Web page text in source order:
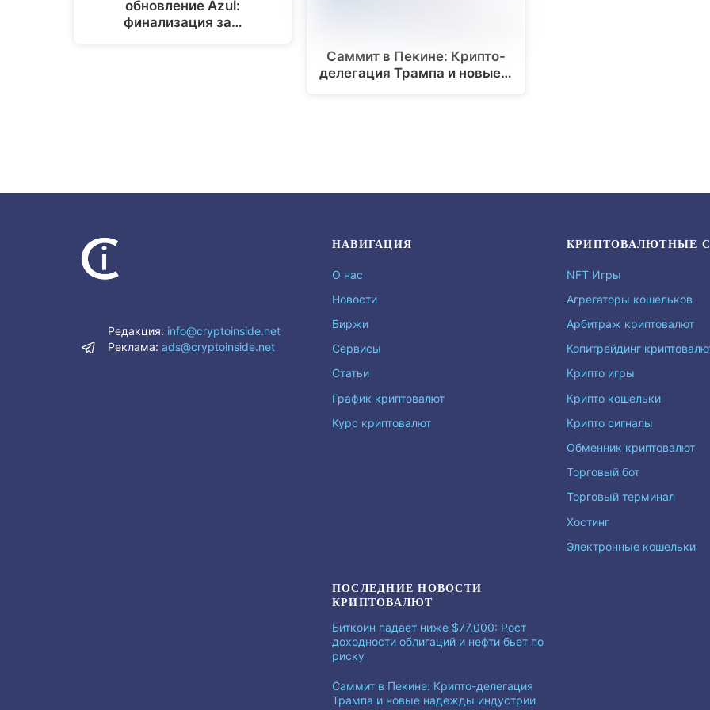
обновление Azul:
финализация за…
Саммит в Пекине: Крипто-
делегация Трампа и новые…
Редакция: info@cryptoinside.net
Реклама: ads@cryptoinside.net
НАВИГАЦИЯ
О нас
Новости
Биржи
Сервисы
Статьи
График криптовалют
Курс криптовалют
КРИПТОВАЛЮТНЫЕ
NFT Игры
Агрегаторы кошельков
Арбитраж криптовалют
Копитрейдинг
Крипто игры
Крипто кошельки
Крипто сигналы
Обменник криптовалют
Торговый бот
Торговый терминал
Хостинг
Электронные кошельки
ПОСЛЕДНИЕ НОВОСТИ
КРИПТОВАЛЮТ
Биткоин падает ниже $77,000: Рост
доходности облигаций и нефти бьет по
риску
Саммит в Пекине: Крипто-делегация
Трампа и новые надежды индустрии